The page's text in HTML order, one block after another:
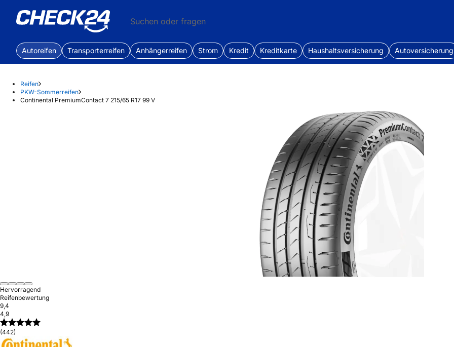
Suchen oder fragen
Autoreifen Transporterreifen Anhängerreifen Strom Kredit Kreditkarte Haushaltsversicherung Autoversicherung
Reifen
PKW-Sommerreifen
Continental PremiumContact 7 215/65 R17 99 V
Hervorragend
Reifenbewertung
9,4
4,9
(442)